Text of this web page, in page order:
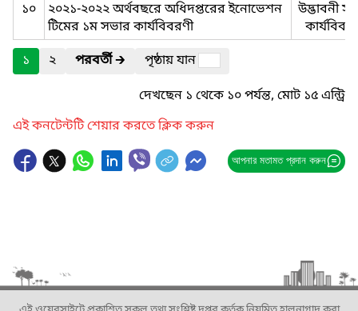
১০
২০২১-২০২২ অর্থবছরে অধিদপ্তরের ইনোভেশন
টিমের ১ম সভার কার্যবিবরণী
উদ্ভাবনী
১
২ পরবর্তী🡲
পৃষ্ঠায় যান
দেখছেন ১ থেকে ১০ পর্যন্ত, মোট ১৫ এন্ট্রি
এই কনটেন্টটি শেয়ার করতে ক্লিক করুন
আপনার মতামত প্রদান করুন